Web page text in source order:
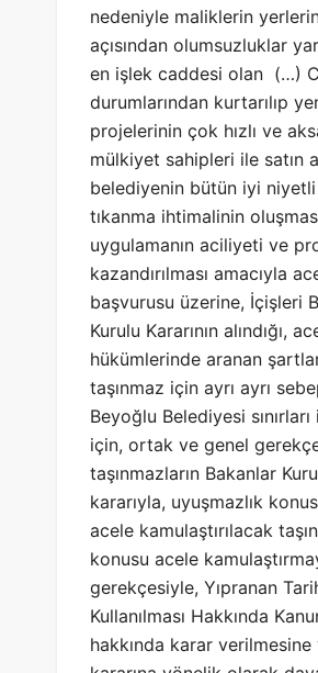
nedeniyle maliklerin
açısından olumsuzluklar
en işlek caddesi olan (…)
durumlarından kurtarılıp
projelerinin çok hızlı ve
mülkiyet sahipleri ile satın
belediyenin bütün iyi niyetli
tıkanma ihtimalinin
uygulamanın aciliyeti ve
kazandırılması amacıyla
başvurusu üzerine, İçişleri
Kurulu Kararının alındığı,
hükümlerinde aranan
taşınmaz için ayrı ayrı
Beyoğlu Belediyesi
için, ortak ve genel
taşınmazların Bakanlar
kararıyla, uyuşmazlık
acele kamulaştırılacak
konusu acele
gerekçesiyle, Yıpranan
Kullanılması Hakkında
hakkında karar